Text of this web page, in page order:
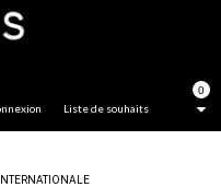
0
Liste de souhaits